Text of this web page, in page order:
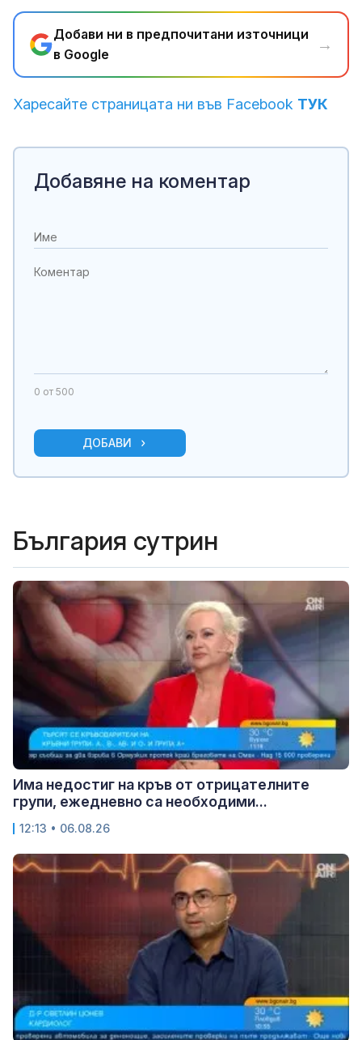
Добави ни в предпочитани източници
в Google
→
Харесайте страницата ни във Facebook ТУК
Добавяне на коментар
0 от 500
ДОБАВИ
България сутрин
Има недостиг на кръв от отрицателните
групи, ежедневно са необходими...
12:13 • 06.08.26